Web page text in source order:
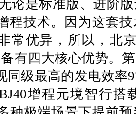
论是标准版、进阶
程技术。因为这套
常优异，所以，北
有四大核心优势。
同级最高的发电效率
增程元境智行搭